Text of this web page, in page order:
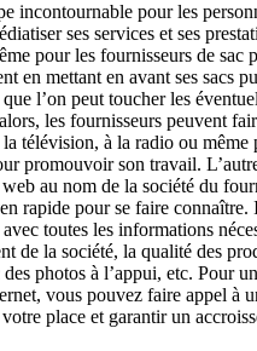
incontournable pour les
ses services et ses
pour les fournisseurs de sac
en mettant en avant ses sacs
l’on peut toucher les
les fournisseurs peuvent
télévision, à la radio ou même
promouvoir son travail.
au nom de la société du
rapide pour se faire connaître.
toutes les informations
de la société, la qualité des
des photos à l’appui, etc. Pour
vous pouvez faire appel à
place et garantir un